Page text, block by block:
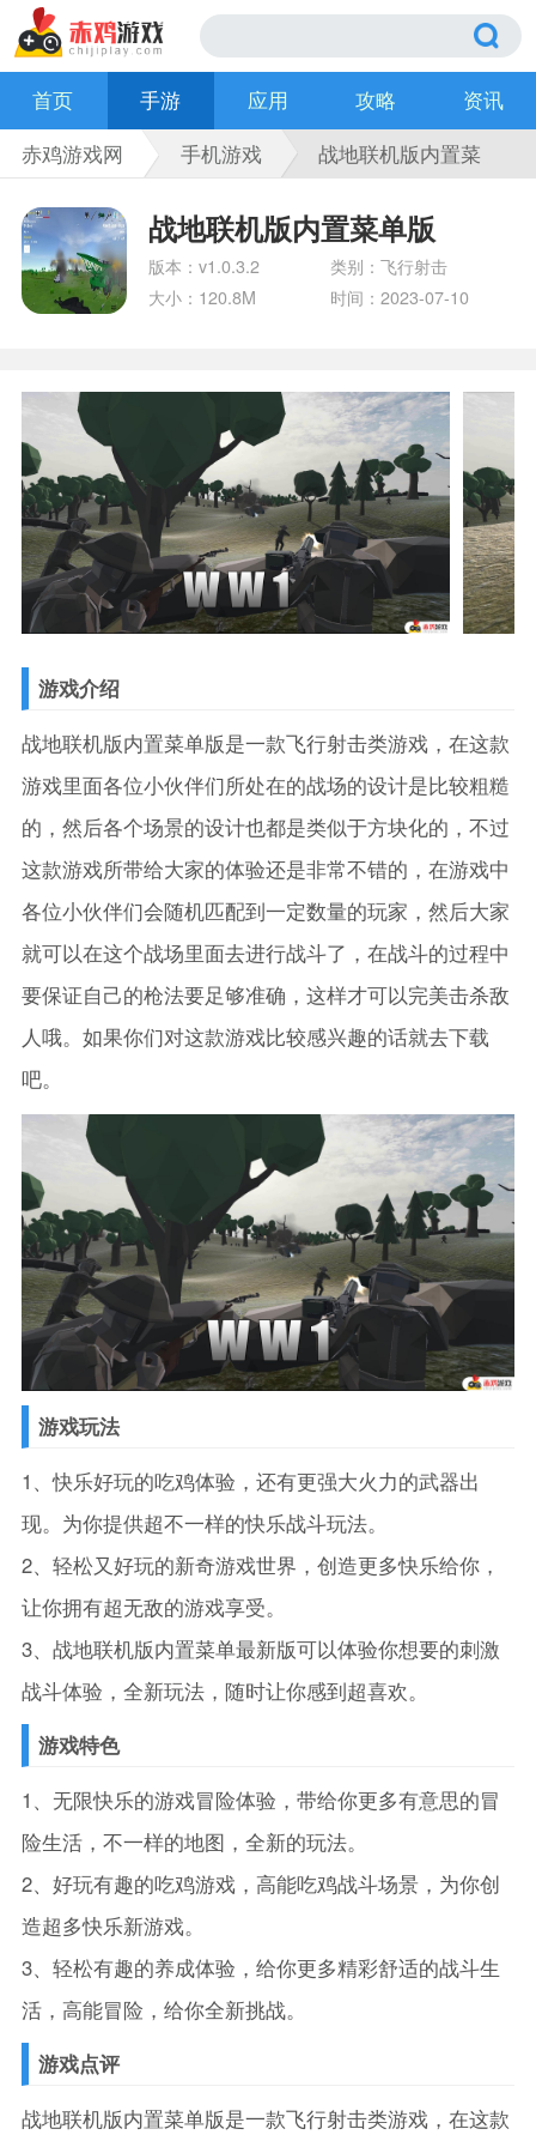
首页 手游 应用 攻略
资讯
赤鸡游戏网
手机游戏
战地联机版内置菜
战地联机版内置菜单版
版本：v1.0.3.2
类别：飞行射击
大小：120.8M
时间：2023-07-10
游戏介绍
战地联机版内置菜单版是一款飞行射击类游戏，在这款
游戏里面各位小伙伴们所处在的战场的设计是比较粗糙
的，然后各个场景的设计也都是类似于方块化的，不过
这款游戏所带给大家的体验还是非常不错的，在游戏中
各位小伙伴们会随机匹配到一定数量的玩家，然后大家
就可以在这个战场里面去进行战斗了，在战斗的过程中
要保证自己的枪法要足够准确，这样才可以完美击杀敌
人哦。如果你们对这款游戏比较感兴趣的话就去下载
吧。
游戏玩法
1、快乐好玩的吃鸡体验，还有更强大火力的武器出
现。为你提供超不一样的快乐战斗玩法。
2、轻松又好玩的新奇游戏世界，创造更多快乐给你，
让你拥有超无敌的游戏享受。
3、战地联机版内置菜单最新版可以体验你想要的刺激
战斗体验，全新玩法，随时让你感到超喜欢。
游戏特色
1、无限快乐的游戏冒险体验，带给你更多有意思的冒
险生活，不一样的地图，全新的玩法。
2、好玩有趣的吃鸡游戏，高能吃鸡战斗场景，为你创
造超多快乐新游戏。
3、轻松有趣的养成体验，给你更多精彩舒适的战斗生
活，高能冒险，给你全新挑战。
游戏点评
战地联机版内置菜单版是一款飞行射击类游戏，在这款